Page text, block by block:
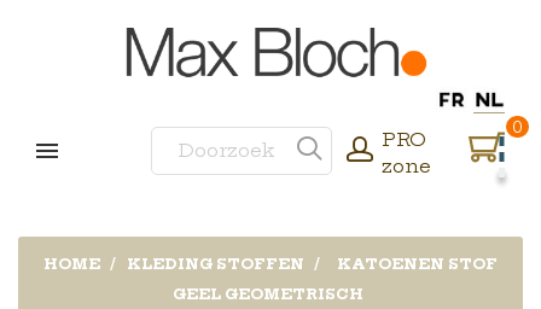
PRO
zone
0
HOME KLEDING STOFFEN
KATOENEN STOF
GEEL GEOMETRISCH